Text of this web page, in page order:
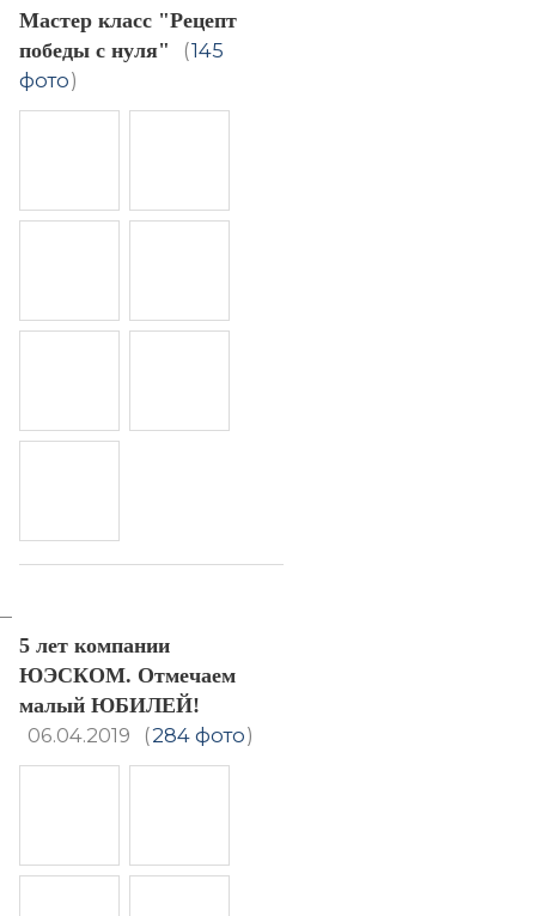
Мастер класс "Рецепт
победы с нуля"
(145
фото)
5 лет компании
ЮЭСКОМ. Отмечаем
малый ЮБИЛЕЙ!
06.04.2019
(284 фото)